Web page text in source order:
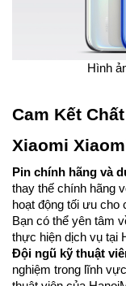
Hình
Cam Kết
Xiaomi
Pin chính hãng và
thay thế chính hãng
hoạt động tối ưu cho
Bạn có thể yên tâm
thực hiện dịch vụ tại
Đội ngũ kỹ thuật
nghiệm trong lĩnh